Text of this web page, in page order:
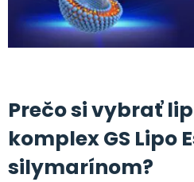
Prečo si vybrať
komplex GS Lipo
silymarínom?